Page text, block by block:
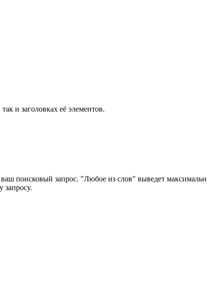
и заголовках её элементов.
поисковый запрос. "Любое из слов" выведет
запросу.